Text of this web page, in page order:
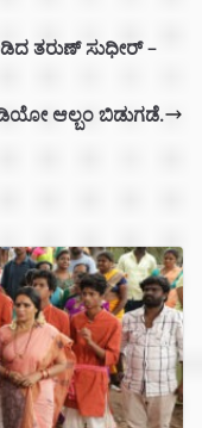
ತರುಣ್ ಸುಧೀರ್ –
ಆಲ್ಬಂ ಬಿಡುಗಡೆ.